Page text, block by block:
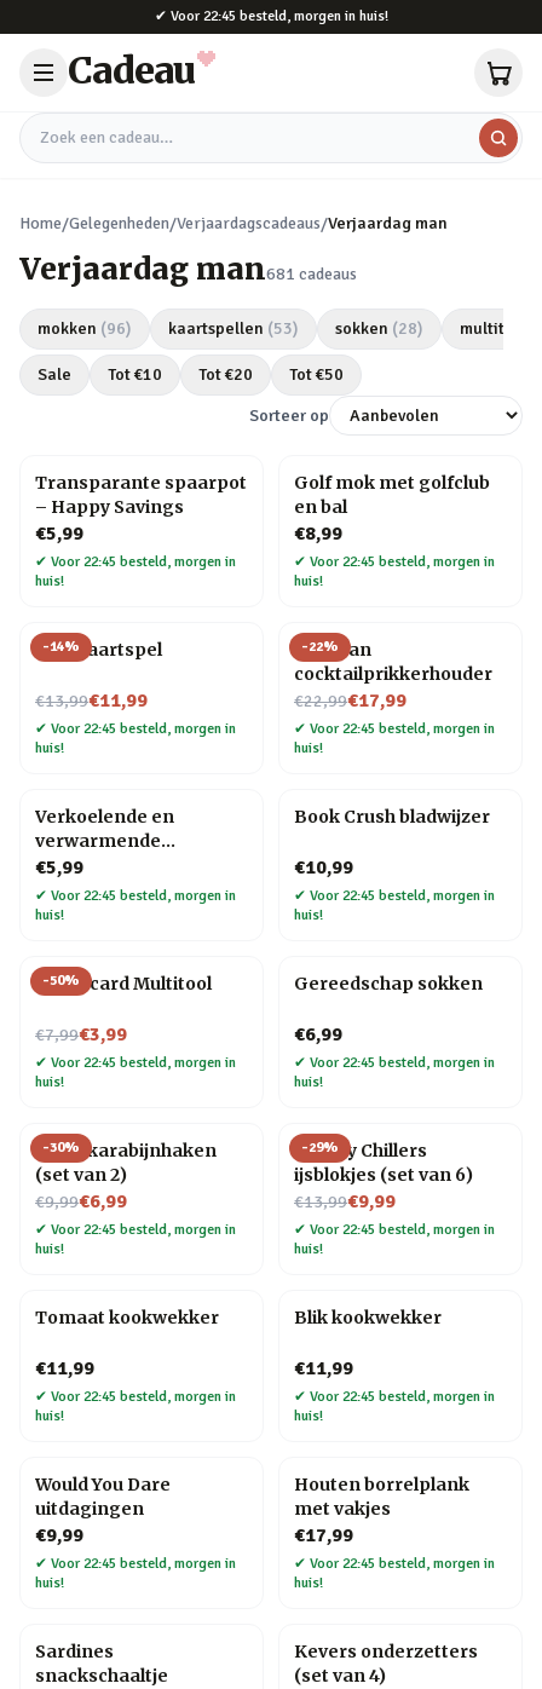
✔ Voor 22:45 besteld, morgen in huis!
Cadeau
Zoek een cadeau
Home/Gelegenheden/Verjaardagscadeaus/Verjaardag man
Verjaardag man681 cadeaus
mokken (96) kaartspellen (53) sokken (28) multitools
Sale Tot €10 Tot €20 Tot €50
Sorteer op
Transparante spaarpot
– Happy Savings
€5,99
✔ Voor 22:45 besteld, morgen in
huis!
Golf mok met golfclub
en bal
€8,99
✔ Voor 22:45 besteld, morgen in
huis!
-14%
Bier kaartspel
€13,99
Nu voor€11,99
✔ Voor 22:45 besteld, morgen in
huis!
-22%
Pelikaan
cocktailprikkerhouder
€22,99
Nu voor€17,99
✔ Voor 22:45 besteld, morgen in
huis!
Verkoelende en
verwarmende
hoofdband
€5,99
✔ Voor 22:45 besteld, morgen in
huis!
Book Crush bladwijzer
€10,99
✔ Voor 22:45 besteld, morgen in
huis!
-50%
Creditcard Multitool
€7,99
Nu voor€3,99
✔ Voor 22:45 besteld, morgen in
huis!
Gereedschap sokken
€6,99
✔ Voor 22:45 besteld, morgen in
huis!
-30%
Hond karabijnhaken
(set van 2)
€9,99
Nu voor€6,99
✔ Voor 22:45 besteld, morgen in
huis!
-29%
Whisky Chillers
ijsblokjes (set van 6)
€13,99
Nu voor€9,99
✔ Voor 22:45 besteld, morgen in
huis!
Tomaat kookwekker
€11,99
✔ Voor 22:45 besteld, morgen in
huis!
Blik kookwekker
€11,99
✔ Voor 22:45 besteld, morgen in
huis!
Would You Dare
uitdagingen
€9,99
✔ Voor 22:45 besteld, morgen in
huis!
Houten borrelplank
met vakjes
€17,99
✔ Voor 22:45 besteld, morgen in
huis!
Sardines
snackschaaltje
Kevers onderzetters
(set van 4)